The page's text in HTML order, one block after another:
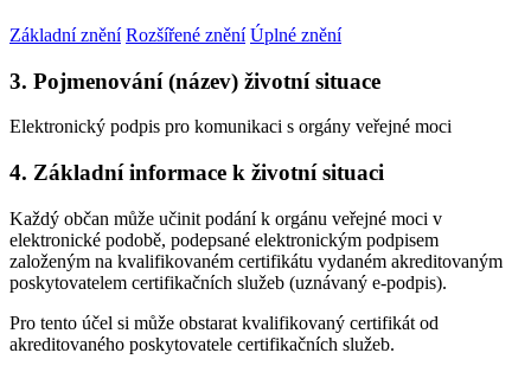
Základní znění Rozšířené znění Úplné znění
3. Pojmenování (název) životní situace
Elektronický podpis pro komunikaci s orgány veřejné moci
4. Základní informace k životní situaci
Každý občan může učinit podání k orgánu veřejné moci v
elektronické podobě, podepsané elektronickým podpisem
založeným na kvalifikovaném certifikátu vydaném akreditovaným
poskytovatelem certifikačních služeb (uznávaný e-podpis).
Pro tento účel si může obstarat kvalifikovaný certifikát od
akreditovaného poskytovatele certifikačních služeb.